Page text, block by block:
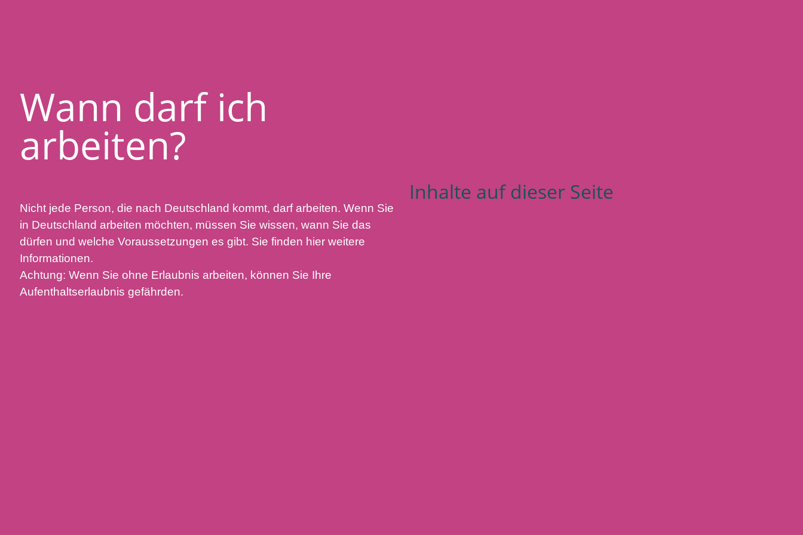
Wann darf ich
arbeiten?
Nicht jede Person, die nach Deutschland kommt, darf arbeiten. Wenn Sie
in Deutschland arbeiten möchten, müssen Sie wissen, wann Sie das
dürfen und welche Voraussetzungen es gibt. Sie finden hier weitere
Informationen.
Achtung: Wenn Sie ohne Erlaubnis arbeiten, können Sie Ihre
Aufenthaltserlaubnis gefährden.
Inhalte auf dieser Seite